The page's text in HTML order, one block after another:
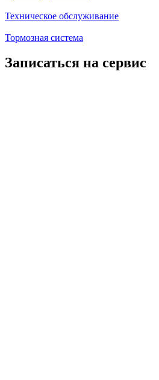
Техническое обслуживание
Тормозная система
Записаться на сервис